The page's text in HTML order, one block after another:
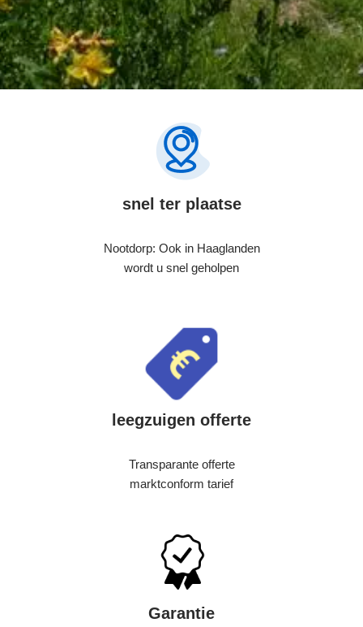
snel ter plaatse
Nootdorp: Ook in Haaglanden
wordt u snel geholpen
leegzuigen offerte
Transparante offerte
marktconform tarief
Garantie